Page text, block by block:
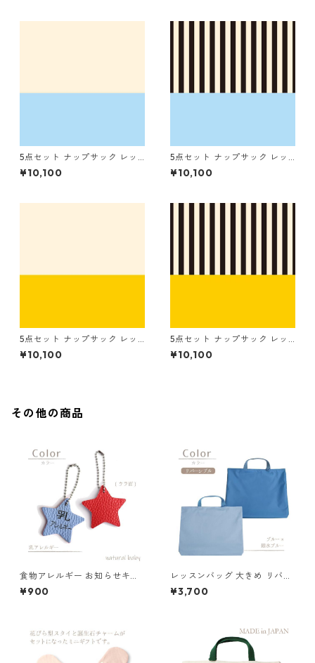
5点セット ナップサック レッ
スンバッグ シューズバッグ コ
ップ袋 お着替え袋 ブルー×キ
¥10,100
5点セット ナップサック レッ
スンバッグ シューズバッグ コ
ップ袋 お着替え袋 ブルー×ス
¥10,100
5点セット ナップサック レッ
スンバッグ シューズバッグ コ
ップ袋 お着替え袋 イエロー×
¥10,100
5点セット ナップサック レッ
スンバッグ シューズバッグ コ
ップ袋 お着替え袋 イエロー×
¥10,100
その他の商品
食物アレルギー お知らせキー
ホルダー 乳 85-00001-1
¥900
レッスンバッグ 大きめ リバー
シブル ブルー 85-74250-2
¥3,700